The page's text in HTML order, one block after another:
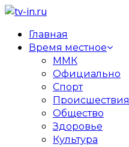
Главная
Время местное
ММК
Официально
Спорт
Происшествия
Общество
Здоровье
Культура